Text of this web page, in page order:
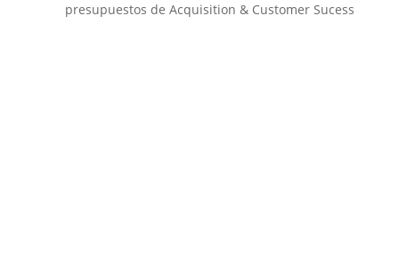
presupuestos de Acquisition & Customer Sucess